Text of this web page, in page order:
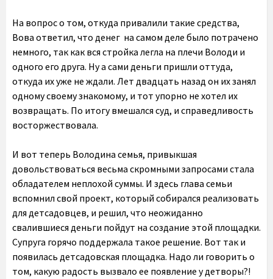
На вопрос о том, откуда привалили такие средства,
Вова ответил, что денег на самом деле было потрачено
немного, так как вся стройка легла на плечи Володи и
одного его друга. Ну а сами деньги пришли оттуда,
откуда их уже не ждали. Лет двадцать назад он их занял
одному своему знакомому, и тот упорно не хотел их
возвращать. По итогу вмешался суд, и справедливость
восторжествовала.
И вот теперь Володина семья, привыкшая
довольствоваться весьма скромными запросами стала
обладателем неплохой суммы. И здесь глава семьи
вспомнил свой проект, который собирался реализовать
для детсадовцев, и решил, что неожиданно
свалившиеся деньги пойдут на создание этой площадки.
Супруга горячо поддержала такое решение. Вот так и
появилась детсадовская площадка. Надо ли говорить о
том, какую радость вызвало ее появление у детворы?!